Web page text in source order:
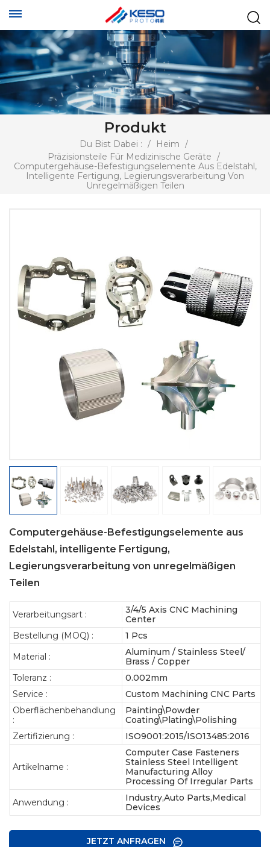
Produkt
Du Bist Dabei : / Heim /
Präzisionsteile Für Medizinische Geräte /
Computergehäuse-Befestigungselemente Aus Edelstahl,
Intelligente Fertigung, Legierungsverarbeitung Von
Unregelmäßigen Teilen
Computergehäuse-Befestigungselemente aus
Edelstahl, intelligente Fertigung,
Legierungsverarbeitung von unregelmäßigen
Teilen
Verarbeitungsart :
3/4/5 Axis CNC Machining
Center
Bestellung (MOQ) :
1 Pcs
Material :
Aluminum / Stainless Steel/
Brass / Copper
Toleranz :
0.002mm
Service :
Custom Machining CNC Parts
Oberflächenbehandlung
:
Painting\Powder
Coating\Plating\Polishing
Zertifizierung :
ISO9001:2015/ISO13485:2016
Artikelname :
Computer Case Fasteners
Stainless Steel Intelligent
Manufacturing Alloy
Processing Of Irregular Parts
Anwendung :
Industry,Auto Parts,Medical
Devices
JETZT ANFRAGEN